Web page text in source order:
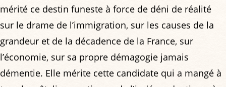
mérité ce destin funeste à force de déni de réalité
sur le drame de l’immigration, sur les causes de la
grandeur et de la décadence de la France, sur
l’économie, sur sa propre démagogie jamais
démentie. Elle mérite cette candidate qui a mangé à